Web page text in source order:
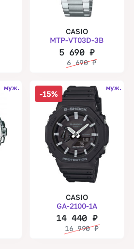
CASIO
MTP-VT03D-3B
5 690₽
6 690₽
муж.
-15%
муж.
CASIO
GA-2100-1A
14 440 ₽
16 990₽